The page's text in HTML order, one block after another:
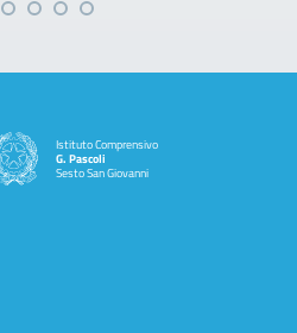
Istituto Comprensivo
G. Pascoli
Sesto San Giovanni